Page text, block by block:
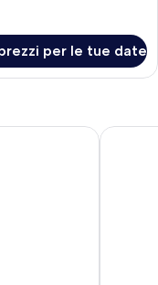
per le tue date
Hotel